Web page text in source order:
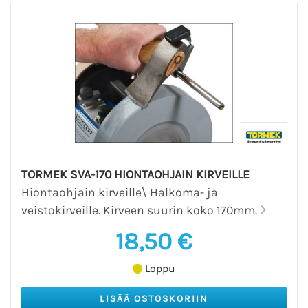
TORMEK SVA-170 HIONTAOHJAIN KIRVEILLE
Hiontaohjain kirveille\ Halkoma- ja
veistokirveille. Kirveen suurin koko 170mm.
18,50 €
Loppu